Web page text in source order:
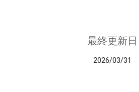
最終更新日
2026/03/31